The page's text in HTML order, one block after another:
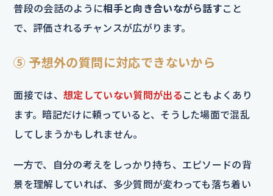
普段の会話のように相手と向き合いながら話すこと
で、評価されるチャンスが広がります。
⑤ 予想外の質問に対応できないから
面接では、 想定していない質問が出る こともよくあり
ます。暗記だけに頼っていると、そうした場面で混乱
してしまうかもしれません。
一方で、自分の考えをしっかり持ち、エピソードの背
景を理解していれば、多少質問が変わっても落ち着い